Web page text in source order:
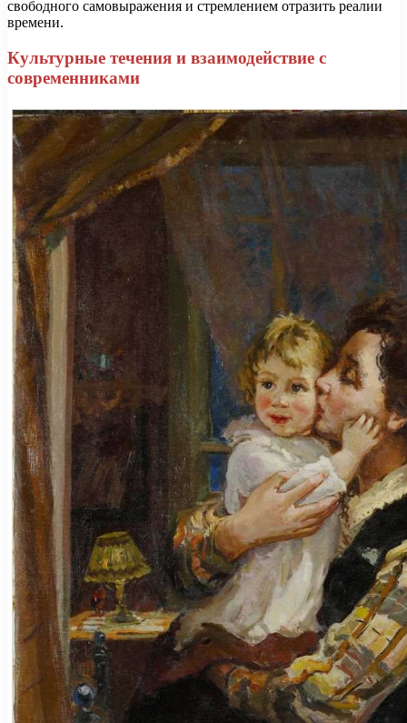
свободного самовыражения и стремлением отразить реалии
времени.
Культурные течения и взаимодействие с
современниками